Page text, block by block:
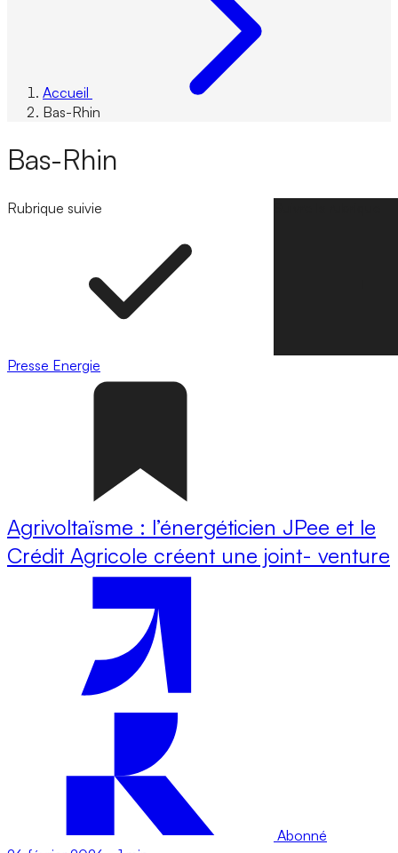
Accueil
Bas-Rhin
Bas-Rhin
Rubrique suivie
Presse Energie
Agrivoltaïsme : l’énergéticien JPee et le
Crédit Agricole créent une joint- venture
Abonné